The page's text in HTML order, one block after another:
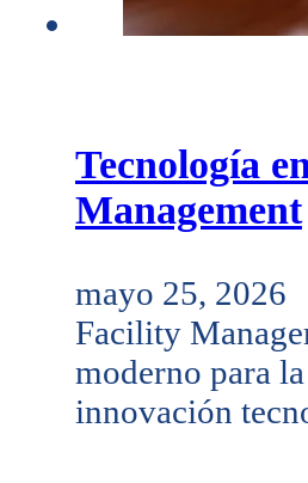
Tecnología
Management
mayo 25, 2026
Facility
moderno para
innovación